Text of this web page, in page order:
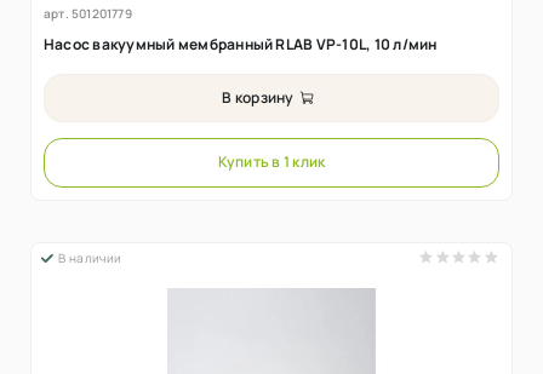
арт. 501201779
Насос вакуумный мембранный RLAB VP-10L, 10 л/мин
В корзину
Купить в 1 клик
В наличии